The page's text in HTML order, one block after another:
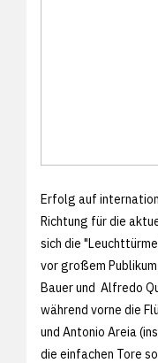
Erfolg auf
Richtung für die
sich die
vor großem
Bauer und Alfredo
während vorne die
und Antonio Areia
die einfachen Tore